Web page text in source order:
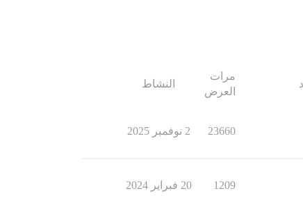
مرات
العرض
النشاط
23660 2 نوفمبر 2025
1209 20 فبراير 2024